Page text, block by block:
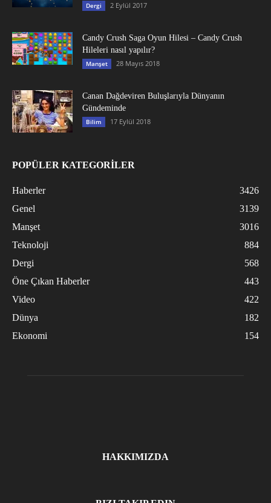
Dergi 2 Eylül 2017
Candy Crush Saga Oyun Hilesi – Candy Crush
Hileleri nasıl yapılır?
Manşet 28 Mayıs 2018
Canan Dağdeviren Buluşlarıyla Dünyanın
Gündeminde
Bilim 17 Eylül 2018
POPÜLER KATEGORİLER
Haberler
3426
Genel
3139
Manşet
3016
Teknoloji
884
Dergi
568
Öne Çıkan Haberler
443
Video
422
Dünya
182
Ekonomi
154
HAKKIMIZDA